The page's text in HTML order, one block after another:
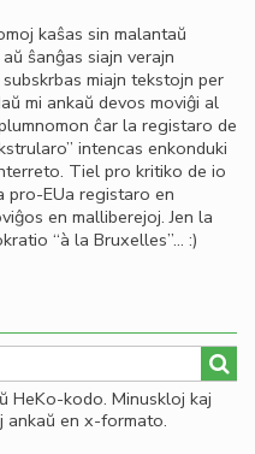
kaŝas sin malantaŭ
ŝanĝas siajn verajn
miajn tekstojn per
mi ankaŭ devos moviĝi al
ĉar la registaro de
intencas enkonduki
Tiel pro kritiko de io
pro-EUa registaro en
en malliberejoj. Jen la
“à la Bruxelles”… :)
HeKo-kodo. Minuskloj kaj
ankaŭ en x-formato.